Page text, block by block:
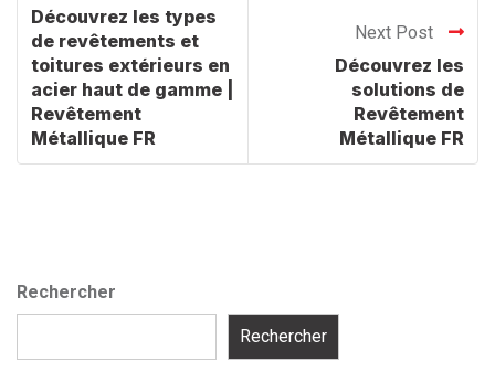
Découvrez les types
de revêtements et
toitures extérieurs en
acier haut de gamme |
Revêtement
Métallique FR
Next Post
Découvrez les
solutions de
Revêtement
Métallique FR
Rechercher
Rechercher